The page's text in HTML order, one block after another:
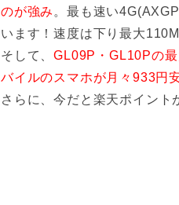
のが強み 。最も速い
います！速度は下り最大
そして、GL09P・GL10Pの
バイルのスマホが月々933円
さらに、今だと楽天ポイント